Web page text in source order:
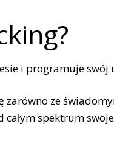
zarówno ze
całym spektrum